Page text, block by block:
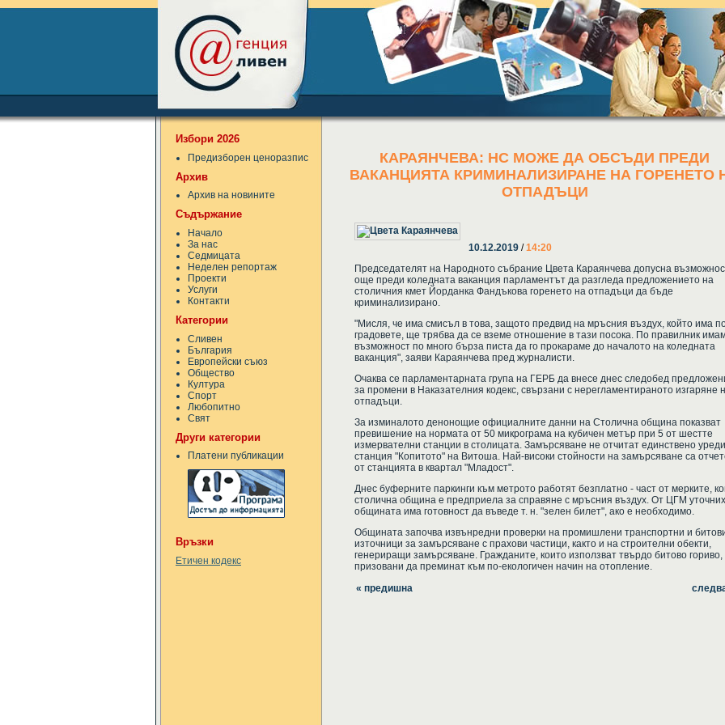
Избори 2026
Предизборен ценоразпис
Архив
Архив на новините
Съдържание
Начало
За нас
Седмицата
Неделен репортаж
Проекти
Услуги
Контакти
Категории
Сливен
България
Европейски съюз
Общество
Култура
Спорт
Любопитно
Свят
Други категории
Платени публикации
Връзки
Етичен кодекс
КАРАЯНЧЕВА: НС МОЖЕ ДА ОБСЪДИ ПРЕДИ
ВАКАНЦИЯТА КРИМИНАЛИЗИРАНЕ НА ГОРЕНЕТО
ОТПАДЪЦИ
10.12.2019 /14:20
Председателят на Народното събрание Цвета Караянчева допусна
още преди коледната ваканция парламентът да разгледа предложението на
столичния кмет Йорданка Фандъкова горенето на отпадъци да бъде
криминализирано.
"Мисля, че има смисъл в това, защото предвид на мръсния въздух, който има
градовете, ще трябва да се вземе отношение в тази посока. По правилник
възможност по много бърза писта да го прокараме до началото на коледната
ваканция", заяви Караянчева пред журналисти.
Очаква се парламентарната група на ГЕРБ да внесе днес следобед
за промени в Наказателния кодекс, свързани с нерегламентираното изгаряне
отпадъци.
За изминалото денонощие официалните данни на Столична община показват
превишение на нормата от 50 микрограма на кубичен метър при 5 от шестте
измервателни станции в столицата. Замърсяване не отчитат единствено
станция "Копитото" на Витоша. Най-високи стойности на замърсяване са
от станцията в квартал "Младост".
Днес буферните паркинги към метрото работят безплатно - част от мерките,
столична община е предприела за справяне с мръсния въздух. От ЦГМ
общината има готовност да въведе т. н. "зелен билет", ако е необходимо.
Общината започва извънредни проверки на промишлени транспортни и
източници за замърсяване с прахови частици, както и на строителни обекти,
генериращи замърсяване. Гражданите, които използват твърдо битово гориво,
призовани да преминат към по-екологичен начин на отопление.
« предишна